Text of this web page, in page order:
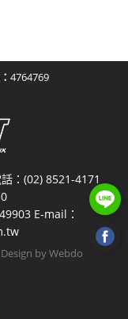
4764769
：(02) 8521-4171
E-mail：
by Webdo